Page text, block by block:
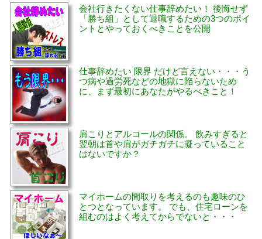
会社行きたくない仕事辞めたい！ 後悔せず
「勝ち組」として退職するための3つのポイ
ントとやっておくべきことを公開
仕事辞めたい 限界 だけど言えない・・・う
つ病や過労死などの地獄に陥らないため
に、まず最初にあなたがやるべきこと！
肩こりとアルコールの関係。 飲みすぎると
翌朝は首や肩がガチガチに凝っていること
はないですか？
マイホームの間取りを考えるのも趣味のひ
とつとなっています。 でも、住宅ローンを
組むのはよく考えてからでないと・・・